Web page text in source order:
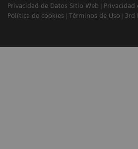
Privacidad de Datos Sitio Web
Privacidad
Política de cookies
Términos de Uso 3rd